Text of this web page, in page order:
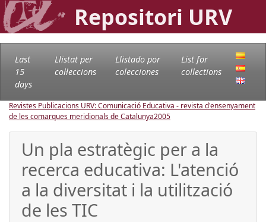
Repositori URV
Last
15
days
Llistat per
col·leccions
Llistado por
colecciones
List for
collections
Revistes Publicacions URV: Comunicació Educativa - revista d'ensenyament
de les comarques meridionals de Catalunya2005
Un pla estratègic per a la
recerca educativa: L'atenció
a la diversitat i la utilització
de les TIC